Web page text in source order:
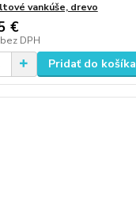
vankúše, drevo
€
bez DPH
Pridať do košíka